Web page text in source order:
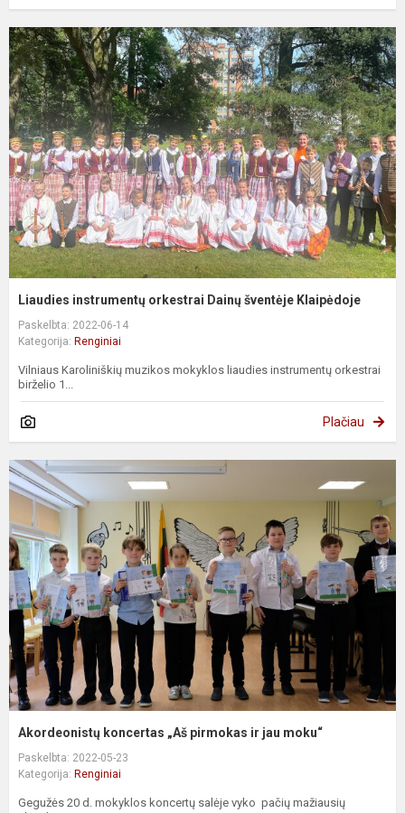
Liaudies instrumentų orkestrai Dainų šventėje Klaipėdoje
Paskelbta: 2022-06-14
Kategorija: Renginiai
Vilniaus Karoliniškių muzikos mokyklos liaudies instrumentų orkestrai
birželio 1...
Plačiau
Akordeonistų koncertas „Aš pirmokas ir jau moku“
Paskelbta: 2022-05-23
Kategorija: Renginiai
Gegužės 20 d. mokyklos koncertų salėje vyko pačių mažiausių